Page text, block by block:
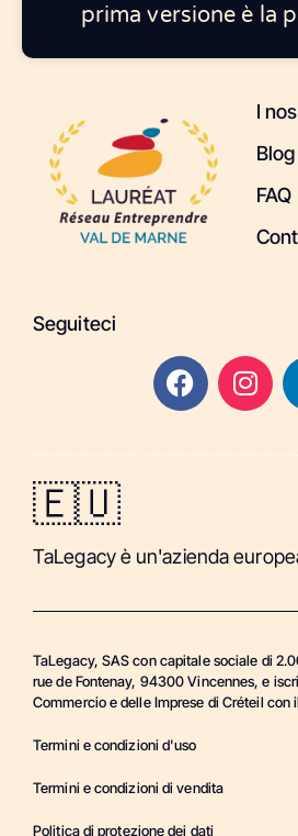
prima versione è la
I
Blog
FAQ
Seguiteci
🇪🇺
TaLegacy è un'azienda
TaLegacy, SAS con capitale sociale di
rue de Fontenay, 94300 Vincennes, e
Commercio e delle Imprese di Créteil
Termini e condizioni d'uso
Termini e condizioni di vendita
Politica di protezione dei dati